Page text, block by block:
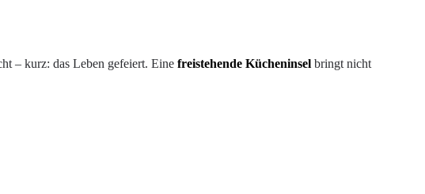
– kurz: das Leben gefeiert. Eine freistehende Kücheninsel bringt nicht